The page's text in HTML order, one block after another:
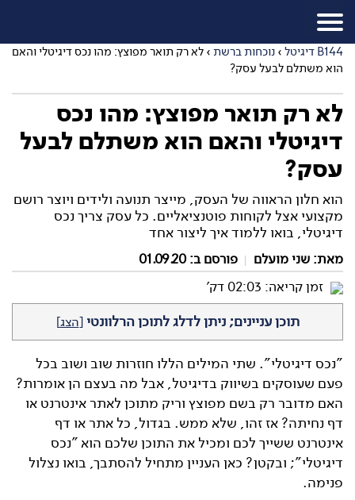
B144 דיגיטל › נוכחות ברשת › לא רק תואר מפוצץ: מהו נכס דיגיטלי והאם
הוא משתלם לבעל עסק?
לא רק תואר מפוצץ: מהו נכס
דיגיטלי והאם הוא משתלם לבעל
עסק?
הוא חלון הראווה של העסק, מייצר תנועה ולידים ויוצר רושם
מקצועי אצל לקוחות פוטנציאליים. כל עסק צריך נכס
דיגיטלי, בואו ללמוד איך ליצור אחד
מאת: שני מועלם
פורסם ב: 01.09.20
זמן קריאה: 02:03 דק'
תוכן עניינים; ניתן לדלג לתוכן הרלוונטי [הצג]
"נכס דיגיטלי". שתי המילים הללו חוזרות שוב ושוב בכל
פעם שעוסקים בשיווק בדיגיטל, אבל מה בעצם הן אומרות?
האם מדובר רק בשם מפוצץ וריק מתוכן לאתר אינטרנט או
דף נחיתה? אז זהו, שלא ממש. בגדול, כל אתר או דף
אינטרנט ששייך לכם ומכיל את התוכן שלכם הוא "נכס
דיגיטלי"; ובקטן? כאן העניין מתחיל להסתבך, בואו נצלול
פנימה.